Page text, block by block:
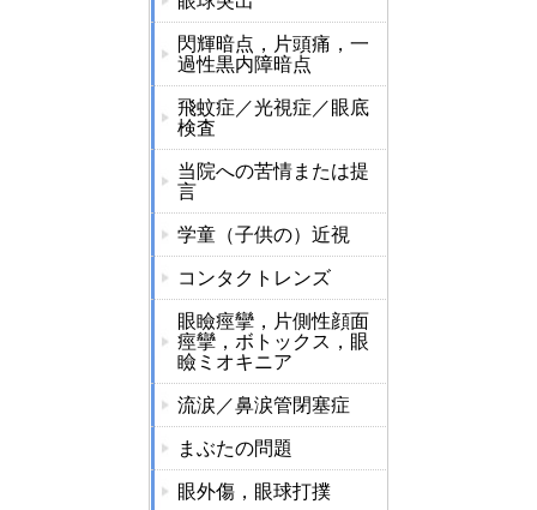
閃輝暗点，片頭痛，一
過性黒内障暗点
飛蚊症／光視症／眼底
検査
当院への苦情または提
言
学童（子供の）近視
コンタクトレンズ
眼瞼痙攣，片側性顔面
痙攣，ボトックス，眼
瞼ミオキニア
流涙／鼻涙管閉塞症
まぶたの問題
眼外傷，眼球打撲